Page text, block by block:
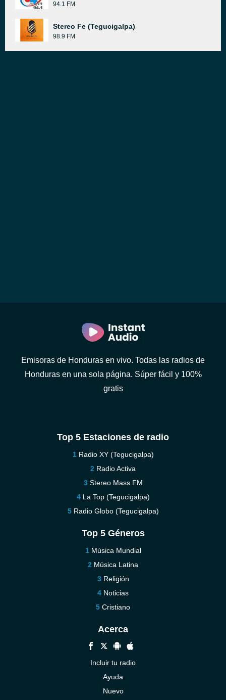
94.1 FM
Stereo Fe (Tegucigalpa)
98.9 FM
Emisoras de Honduras en vivo. Todas las radios de
Honduras en una sola página. Súper fácil y 100%
gratis
Top 5 Estaciones de radio
Radio XY (Tegucigalpa)
Radio Activa
Stereo Mass FM
La Top (Tegucigalpa)
Radio Globo (Tegucigalpa)
Top 5 Géneros
Música Mundial
Música Latina
Religión
Noticias
Cristiano
Acerca
Incluir tu radio
Ayuda
Nuevo